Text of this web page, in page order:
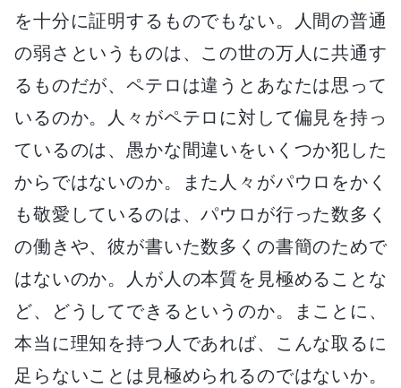
を十分に証明するものでもない。人間の普通
の弱さというものは、この世の万人に共通す
るものだが、ペテロは違うとあなたは思って
いるのか。人々がペテロに対して偏見を持っ
ているのは、愚かな間違いをいくつか犯した
からではないのか。また人々がパウロをかく
も敬愛しているのは、パウロが行った数多く
の働きや、彼が書いた数多くの書簡のためで
はないのか。人が人の本質を見極めることな
ど、どうしてできるというのか。まことに、
本当に理知を持つ人であれば、こんな取るに
足らないことは見極められるのではないか。